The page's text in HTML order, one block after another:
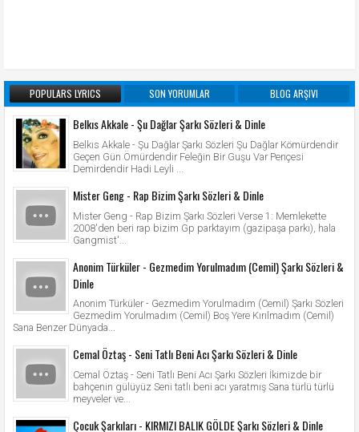
POPULARS LYRICS SON YORUMLAR BLOG ARŞIVI
Belkıs Akkale - Şu Dağlar Şarkı Sözleri & Dinle
Belkıs Akkale - Şu Dağlar Şarkı Sözleri Şu Dağlar Kömürdendir
Geçen Gün Ömürdendir Feleğin Bir Guşu Var Pençesi
Demirdendir Hadi Leyli ...
Mister Geng - Rap Bizim Şarkı Sözleri & Dinle
Mister Geng - Rap Bizim Şarkı Sözleri Verse 1: Memlekette
2008'den beri rap bizim Gp parktayım (gazipaşa parkı), hala
Gangmist'...
Anonim Türküler - Gezmedim Yorulmadım (Cemil) Şarkı Sözleri &
Dinle
Anonim Türküler - Gezmedim Yorulmadım (Cemil) Şarkı Sözleri
Gezmedim Yorulmadım (Cemil) Boş Yere Kırılmadım (Cemil)
Sana Benzer Dünyada...
Cemal Öztaş - Seni Tatlı Beni Acı Şarkı Sözleri & Dinle
Cemal Öztaş - Seni Tatlı Beni Acı Şarkı Sözleri İkimizde bir
bahçenin gülüyüz Seni tatlı beni acı yaratmış Sana türlü türlü
meyveler ve...
Çocuk Şarkıları - KIRMIZI BALIK GÖLDE Şarkı Sözleri & Dinle